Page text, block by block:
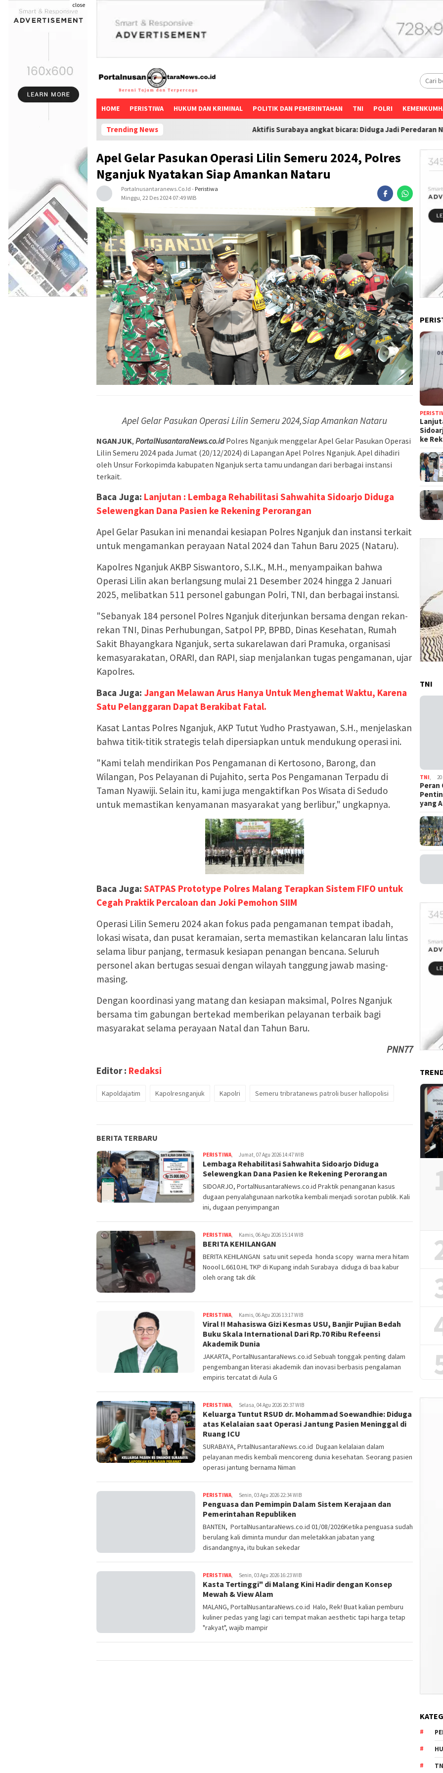
close
HOME PERISTIWA HUKUM DAN KRIMINAL POLITIK DAN PEMERINTAHAN TNI POLRI
Trending News Aktifis Surabaya angkat bicara: Diduga Jadi Peredaran Narkoba dan
Apel Gelar Pasukan Operasi Lilin Semeru 2024, Polres
Nganjuk Nyatakan Siap Amankan Nataru
Portalnusantaranews.co.id - Peristiwa
Minggu, 22 Des 2024 07:49 WIB
Apel Gelar Pasukan Operasi Lilin Semeru2024,SiapAmankan Nataru
NGANJUK, PortalNusantaraNews.co.idPolres Nganjuk menggelar Apel Gelar Pasukan Operasi
Lilin Semeru 2024 pada Jumat (20/12/2024) di Lapangan Apel Polres Nganjuk. Apel dihadiri
oleh Unsur Forkopimda kabupaten Nganjuk serta tamu undangan dari berbagai instansi
terkait.
Baca Juga: Lanjutan : Lembaga Rehabilitasi Sahwahita Sidoarjo Diduga
Selewengkan Dana Pasien ke Rekening Perorangan
Apel Gelar Pasukan ini menandai kesiapan Polres Nganjuk dan instansi terkait
untuk mengamankan perayaan Natal 2024 dan Tahun Baru 2025 (Nataru).
Kapolres Nganjuk AKBP Siswantoro, S.I.K., M.H., menyampaikan bahwa
Operasi Lilin akan berlangsung mulai 21 Desember 2024 hingga 2 Januari
2025, melibatkan 511 personel gabungan Polri, TNI, dan berbagai instansi.
"Sebanyak 184 personel Polres Nganjuk diterjunkan bersama dengan rekan-
rekan TNI, Dinas Perhubungan, Satpol PP, BPBD, Dinas Kesehatan, Rumah
Sakit Bhayangkara Nganjuk, serta sukarelawan dari Pramuka, organisasi
kemasyarakatan, ORARI, dan RAPI, siap menjalankan tugas pengamanan, ujar
Kapolres.
Baca Juga: Jangan Melawan Arus Hanya Untuk Menghemat Waktu, Karena
Satu Pelanggaran Dapat Berakibat Fatal.
Kasat Lantas Polres Nganjuk, AKP Tutut Yudho Prastyawan, S.H., menjelaskan
bahwa titik-titik strategis telah dipersiapkan untuk mendukung operasi ini.
"Kami telah mendirikan Pos Pengamanan di Kertosono, Barong, dan
Wilangan, Pos Pelayanan di Pujahito, serta Pos Pengamanan Terpadu di
Taman Nyawiji. Selain itu, kami juga mengaktifkan Pos Wisata di Sedudo
untuk memastikan kenyamanan masyarakat yang berlibur," ungkapnya.
Baca Juga: SATPAS Prototype Polres Malang Terapkan Sistem FIFO untuk
Cegah Praktik Percaloan dan Joki Pemohon SIIM
Operasi Lilin Semeru 2024 akan fokus pada pengamanan tempat ibadah,
lokasi wisata, dan pusat keramaian, serta memastikan kelancaran lalu lintas
selama libur panjang, termasuk kesiapan penangan bencana. Seluruh
personel akan bertugas sesuai dengan wilayah tanggung jawab masing-
masing.
Dengan koordinasi yang matang dan kesiapan maksimal, Polres Nganjuk
bersama tim gabungan bertekad memberikan pelayanan terbaik bagi
masyarakat selama perayaan Natal dan Tahun Baru.
PNN77
Editor : Redaksi
Kapoldajatim Kapolresnganjuk Kapolri Semeru tribratanews patroli buser hallopolisi
BERITA TERBARU
PERISTIWA, Jumat, 07 Agu 2026 14:47 WIB
Lembaga Rehabilitasi Sahwahita Sidoarjo Diduga
Selewengkan Dana Pasien ke Rekening Perorangan
SIDOARJO, PortalNusantaraNews.co.id Praktik penanganan kasus
dugaan penyalahgunaan narkotika kembali menjadi sorotan publik. Kali
ini, dugaan penyimpangan
PERISTIWA, Kamis, 06 Agu 2026 15:14 WIB
BERITA KEHILANGAN
BERITA KEHILANGAN satu unit sepeda honda scopy warna mera hitam
Noool L.6610.HL TKP di Kupang indah Surabaya diduga di baa kabur
oleh orang tak dik
PERISTIWA, Kamis, 06 Agu 2026 13:17 WIB
Viral !! Mahasiswa Gizi Kesmas USU, Banjir Pujian Bedah
Buku Skala International Dari Rp.70 Ribu Refeensi
Akademik Dunia
JAKARTA, PortalNusantaraNews.co.id Sebuah tonggak penting dalam
pengembangan literasi akademik dan inovasi berbasis pengalaman
empiris tercatat di Aula G
PERISTIWA, Selasa, 04 Agu 2026 20:37 WIB
Keluarga Tuntut RSUD dr. Mohammad Soewandhie: Diduga
atas Kelalaian saat Operasi Jantung Pasien Meninggal di
Ruang ICU
SURABAYA, PrtalNusantaraNews.co.id Dugaan kelalaian dalam
pelayanan medis kembali mencoreng dunia kesehatan. Seorang pasien
operasi jantung bernama Niman
PERISTIWA, Senin, 03 Agu 2026 22:34 WIB
Penguasa dan Pemimpin Dalam Sistem Kerajaan dan
Pemerintahan Republiken
BANTEN, PortalNusantaraNews.co.id 01/08/2026Ketika penguasa sudah
berulang kali diminta mundur dan meletakkan jabatan yang
disandangnya, itu bukan sekedar
PERISTIWA, Senin, 03 Agu 2026 16:23 WIB
Kasta Tertinggi" di Malang Kini Hadir dengan Konsep
Mewah & View Alam
MALANG, PortalNusantaraNews.co.id Halo, Rek! Buat kalian pemburu
kuliner pedas yang lagi cari tempat makan aesthetic tapi harga tetap
"rakyat", wajib mampir
ke
TNI
TNI
Peran
yang